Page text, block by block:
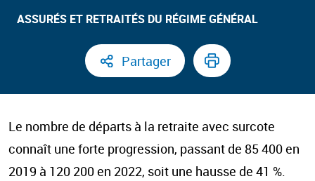
ASSURÉS ET RETRAITÉS DU RÉGIME GÉNÉRAL​
Partager
Le nombre de départs à la retraite avec surcote
connaît une forte progression, passant de 85 400 en
2019 à 120 200 en 2022, soit une hausse de 41 %.